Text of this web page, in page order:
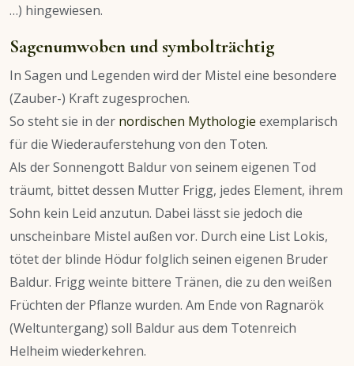
…) hingewiesen.
Sagenumwoben und symbolträchtig
In Sagen und Legenden wird der Mistel eine besondere
(Zauber-) Kraft zugesprochen.
So steht sie in der nordischen Mythologie exemplarisch
für die Wiederauferstehung von den Toten.
Als der Sonnengott Baldur von seinem eigenen Tod
träumt, bittet dessen Mutter Frigg, jedes Element, ihrem
Sohn kein Leid anzutun. Dabei lässt sie jedoch die
unscheinbare Mistel außen vor. Durch eine List Lokis,
tötet der blinde Hödur folglich seinen eigenen Bruder
Baldur. Frigg weinte bittere Tränen, die zu den weißen
Früchten der Pflanze wurden. Am Ende von Ragnarök
(Weltuntergang) soll Baldur aus dem Totenreich
Helheim wiederkehren.